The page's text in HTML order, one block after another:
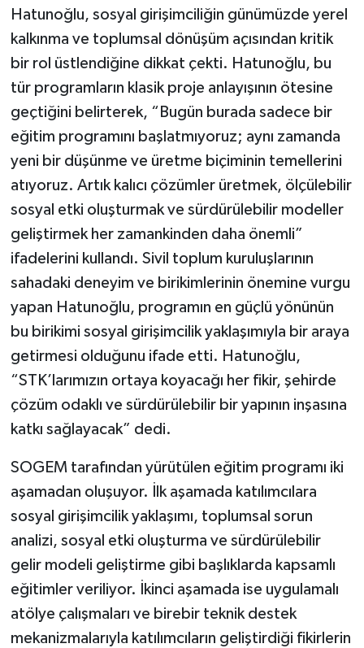
Hatunoğlu, sosyal girişimciliğin günümüzde yerel
kalkınma ve toplumsal dönüşüm açısından kritik
bir rol üstlendiğine dikkat çekti. Hatunoğlu, bu
tür programların klasik proje anlayışının ötesine
geçtiğini belirterek, “Bugün burada sadece bir
eğitim programını başlatmıyoruz; aynı zamanda
yeni bir düşünme ve üretme biçiminin temellerini
atıyoruz. Artık kalıcı çözümler üretmek, ölçülebilir
sosyal etki oluşturmak ve sürdürülebilir modeller
geliştirmek her zamankinden daha önemli”
ifadelerini kullandı. Sivil toplum kuruluşlarının
sahadaki deneyim ve birikimlerinin önemine vurgu
yapan Hatunoğlu, programın en güçlü yönünün
bu birikimi sosyal girişimcilik yaklaşımıyla bir araya
getirmesi olduğunu ifade etti. Hatunoğlu,
“STK’larımızın ortaya koyacağı her fikir, şehirde
çözüm odaklı ve sürdürülebilir bir yapının inşasına
katkı sağlayacak” dedi.
SOGEM tarafından yürütülen eğitim programı iki
aşamadan oluşuyor. İlk aşamada katılımcılara
sosyal girişimcilik yaklaşımı, toplumsal sorun
analizi, sosyal etki oluşturma ve sürdürülebilir
gelir modeli geliştirme gibi başlıklarda kapsamlı
eğitimler veriliyor. İkinci aşamada ise uygulamalı
atölye çalışmaları ve birebir teknik destek
mekanizmalarıyla katılımcıların geliştirdiği fikirlerin